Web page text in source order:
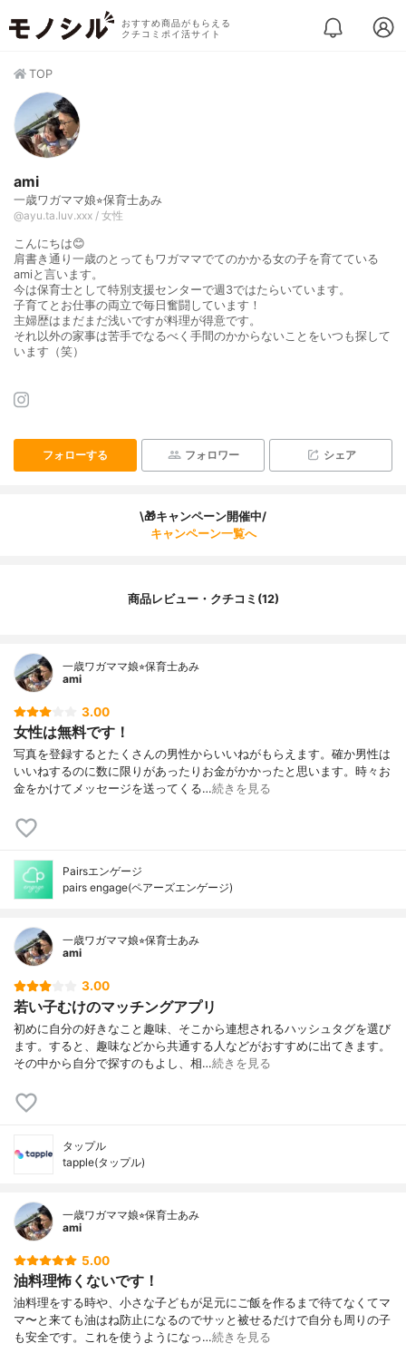
おすすめ商品がもらえる
クチコミポイ活サイト
TOP
ami
一歳ワガママ娘⭐︎保育士あみ
@ayu.ta.luv.xxx / 女性
こんにちは😊
肩書き通り一歳のとってもワガママでてのかかる女の子を育てている
amiと言います。
今は保育士として特別支援センターで週3ではたらいています。
子育てとお仕事の両立で毎日奮闘しています！
主婦歴はまだまだ浅いですが料理が得意です。
それ以外の家事は苦手でなるべく手間のかからないことをいつも探して
います（笑）
フォローする フォロワー シェア
\🎁キャンペーン開催中/
キャンペーン一覧へ
商品レビュー・クチコミ(12)
一歳ワガママ娘⭐︎保育士あみ
ami
3.00
女性は無料です！
写真を登録するとたくさんの男性からいいねがもらえます。確か男性は
いいねするのに数に限りがあったりお金がかかったと思います。時々お
金をかけてメッセージを送ってくる…続きを見る
Pairsエンゲージ
pairs engage(ペアーズエンゲージ)
一歳ワガママ娘⭐︎保育士あみ
ami
3.00
若い子むけのマッチングアプリ
初めに自分の好きなこと趣味、そこから連想されるハッシュタグを選び
ます。すると、趣味などから共通する人などがおすすめに出てきます。
その中から自分で探すのもよし、相…続きを見る
タップル
tapple(タップル)
一歳ワガママ娘⭐︎保育士あみ
ami
5.00
油料理怖くないです！
油料理をする時や、小さな子どもが足元にご飯を作るまで待てなくてマ
マ〜と来ても油はね防止になるのでサッと被せるだけで自分も周りの子
も安全です。これを使うようになっ…続きを見る